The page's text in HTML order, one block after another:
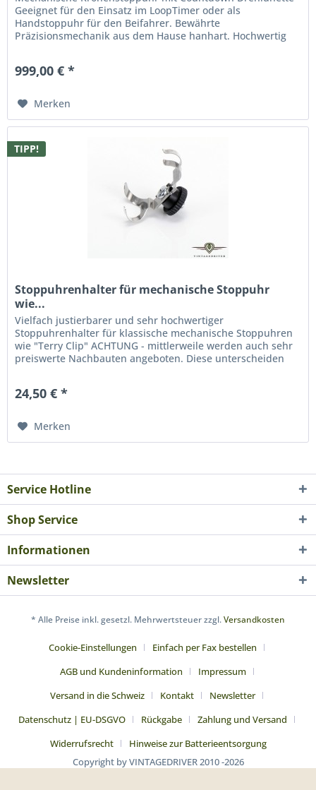
Geeignet für den Einsatz im LoopTimer oder als
Handstoppuhr für den Beifahrer. Bewährte
Präzisionsmechanik aus dem Hause hanhart. Hochwertig
999,00 € *
Merken
TIPP!
Stoppuhrenhalter für mechanische Stoppuhr
wie...
Vielfach justierbarer und sehr hochwertiger
Stoppuhrenhalter für klassische mechanische Stoppuhren
wie "Terry Clip" ACHTUNG - mittlerweile werden auch sehr
preiswerte Nachbauten angeboten. Diese unterscheiden
24,50 € *
Merken
Service Hotline
Shop Service
Informationen
Newsletter
* Alle Preise inkl. gesetzl. Mehrwertsteuer zzgl.Versandkosten
Cookie-Einstellungen
Einfach per Fax bestellen
AGB und Kundeninformation
Impressum
Versand in die Schweiz
Kontakt
Newsletter
Datenschutz | EU-DSGVO
Rückgabe
Zahlung und Versand
Widerrufsrecht
Hinweise zur Batterieentsorgung
Copyright by VINTAGEDRIVER 2010 -2026